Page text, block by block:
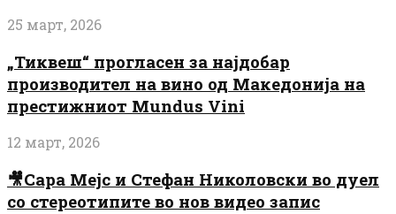
25 март, 2026
„Тиквеш“ прогласен за најдобар
производител на вино од Македонија на
престижниот Mundus Vini
12 март, 2026
🎥Сара Мејс и Стефан Николовски во дуел
со стереотипите во нов видео запис